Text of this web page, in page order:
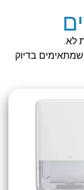
לא.
בדיוק